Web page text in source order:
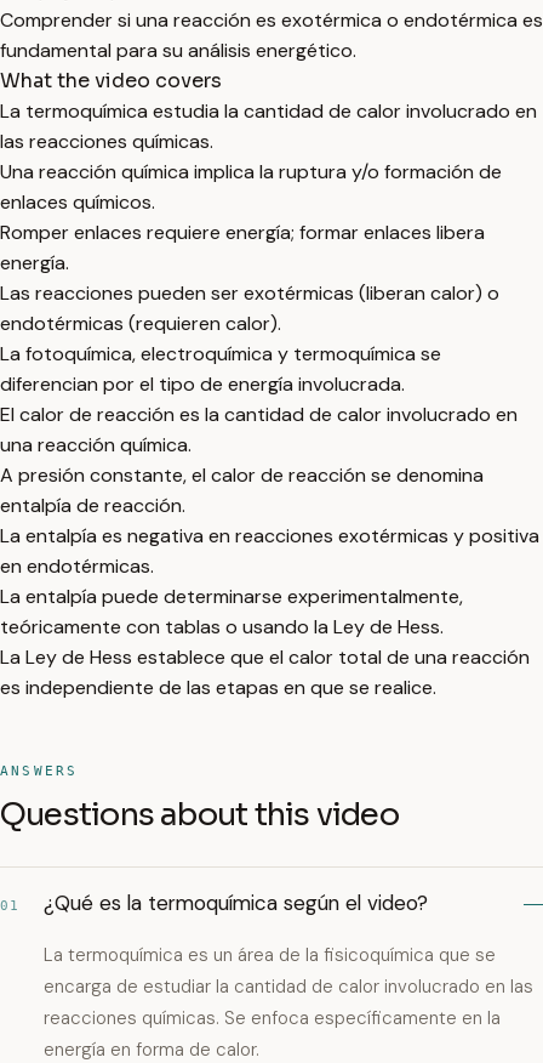
Comprender si una reacción es exotérmica o endotérmica es
fundamental para su análisis energético.
What the video covers
La termoquímica estudia la cantidad de calor involucrado en
las reacciones químicas.
Una reacción química implica la ruptura y/o formación de
enlaces químicos.
Romper enlaces requiere energía; formar enlaces libera
energía.
Las reacciones pueden ser exotérmicas (liberan calor) o
endotérmicas (requieren calor).
La fotoquímica, electroquímica y termoquímica se
diferencian por el tipo de energía involucrada.
El calor de reacción es la cantidad de calor involucrado en
una reacción química.
A presión constante, el calor de reacción se denomina
entalpía de reacción.
La entalpía es negativa en reacciones exotérmicas y positiva
en endotérmicas.
La entalpía puede determinarse experimentalmente,
teóricamente con tablas o usando la Ley de Hess.
La Ley de Hess establece que el calor total de una reacción
es independiente de las etapas en que se realice.
ANSWERS
Questions about this video
01 ¿Qué es la termoquímica según el video?
La termoquímica es un área de la fisicoquímica que se
encarga de estudiar la cantidad de calor involucrado en las
reacciones químicas. Se enfoca específicamente en la
energía en forma de calor.